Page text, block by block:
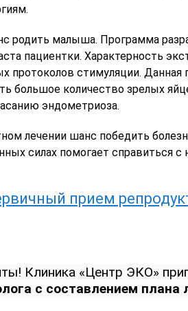
родить малыша. Программа
пациентки. Характерность
протоколов стимуляции.
большое количество зрелых
эндометриоза.
лечении шанс победить
силах помогает справиться с
прием
Клиника «Центр ЭКО»
с составлением плана